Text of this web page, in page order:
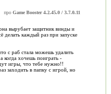
про Game Booster 4.2.45.0 / 3.7.0.11
вырубает защитник винды и
делать каждый раз при запуске
с раб стала можешь удалить
когда хочешь поиграть -
игры, что тебе нужно!!
заходить в папку с игрой, но